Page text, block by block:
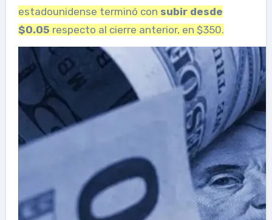
estadounidense terminó con subir desde
$0.05 respecto al cierre anterior, en $350.